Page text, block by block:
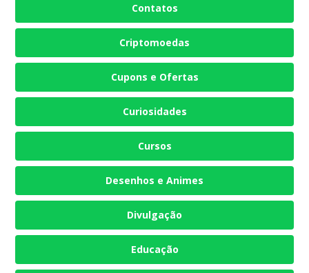
Contatos
Criptomoedas
Cupons e Ofertas
Curiosidades
Cursos
Desenhos e Animes
Divulgação
Educação